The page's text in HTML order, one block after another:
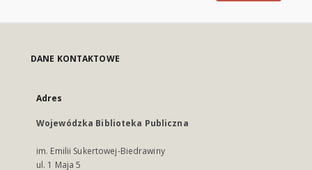
DANE KONTAKTOWE
Adres
Wojewódzka Biblioteka Publiczna
im. Emilii Sukertowej-Biedrawiny
ul. 1 Maja 5